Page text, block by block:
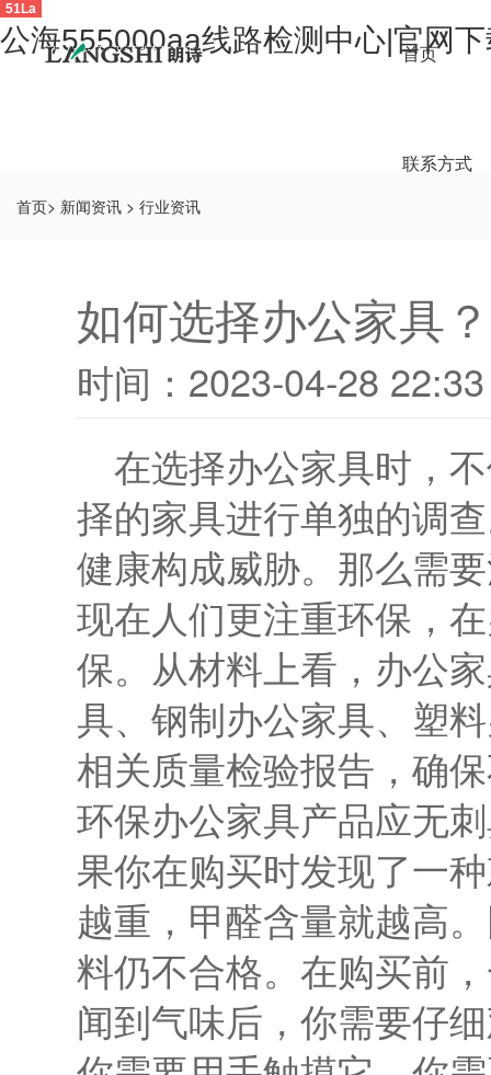
51La
公海555000aa线路检测中心|官网
首页
联系方式
首页> 新闻资讯 > 行业资讯
如何选择办公家具
时间：2023-04-28 22:33
在选择办公家具时，
择的家具进行单独的调
健康构成威胁。那么需
现在人们更注重环保，
保。从材料上看，办公
具、钢制办公家具、塑
相关质量检验报告，确
环保办公家具产品应无
果你在购买时发现了一
越重，甲醛含量就越高
料仍不合格。在购买前
闻到气味后，你需要仔